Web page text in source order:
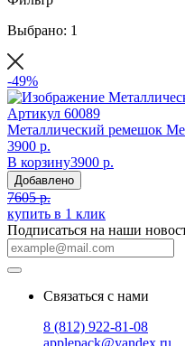
Выбрано: 1
-49%
Артикул 60089
Металлический ремешок
3900 р.
В корзину3900 р.
Добавлено
7605 р.
купить в 1 клик
Подписаться на наши
Связаться с нами
8 (812) 922-81-08
applepack@yandex.ru